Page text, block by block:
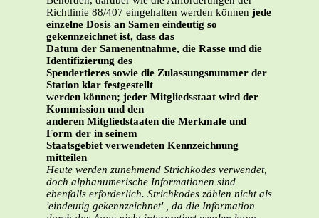
Richtlinie 88/407 eingehalten werden können jede
einzelne Dosis an Samen eindeutig so
gekennzeichnet ist, dass das
Datum der Samenentnahme, die Rasse und die
Identifizierung des
Spendertieres sowie die Zulassungsnummer der
Station klar festgestellt
werden können; jeder Mitgliedsstaat wird der
Kommission und den
anderen Mitgliedstaaten die Merkmale und
Form der in seinem
Staatsgebiet verwendeten Kennzeichnung
mitteilen
Heute werden zunehmend Strichkodes verwendet,
doch alphanumerische Informationen sind
ebenfalls erforderlich. Strichkodes zählen nicht als
'eindeutig gekennzeichnet' , da die Information